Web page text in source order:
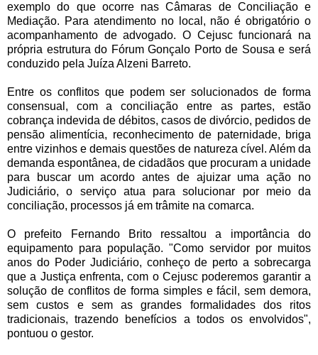
exemplo do que ocorre nas Câmaras de Conciliação e
Mediação. Para atendimento no local, não é obrigatório o
acompanhamento de advogado. O Cejusc funcionará na
própria estrutura do Fórum Gonçalo Porto de Sousa e será
conduzido pela Juíza Alzeni Barreto.
Entre os conflitos que podem ser solucionados de forma
consensual, com a conciliação entre as partes, estão
cobrança indevida de débitos, casos de divórcio, pedidos de
pensão alimentícia, reconhecimento de paternidade, briga
entre vizinhos e demais questões de natureza cível. Além da
demanda espontânea, de cidadãos que procuram a unidade
para buscar um acordo antes de ajuizar uma ação no
Judiciário, o serviço atua para solucionar por meio da
conciliação, processos já em trâmite na comarca.
O prefeito Fernando Brito ressaltou a importância do
equipamento para população. "Como servidor por muitos
anos do Poder Judiciário, conheço de perto a sobrecarga
que a Justiça enfrenta, com o Cejusc poderemos garantir a
solução de conflitos de forma simples e fácil, sem demora,
sem custos e sem as grandes formalidades dos ritos
tradicionais, trazendo benefícios a todos os envolvidos",
pontuou o gestor.